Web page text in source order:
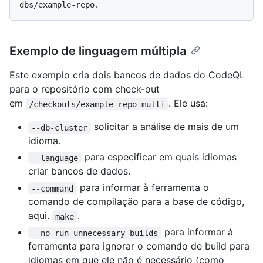
dbs/example-repo.
Exemplo de linguagem múltipla
Este exemplo cria dois bancos de dados do CodeQL
para o repositório com check-out
em
/checkouts/example-repo-multi . Ele usa:
--db-cluster
solicitar a análise de mais de um
idioma.
--language
para especificar em quais idiomas
criar bancos de dados.
--command
para informar à ferramenta o
comando de compilação para a base de código,
aqui.
make .
--no-run-unnecessary-builds
para informar à
ferramenta para ignorar o comando de build para
idiomas em que ele não é necessário (como